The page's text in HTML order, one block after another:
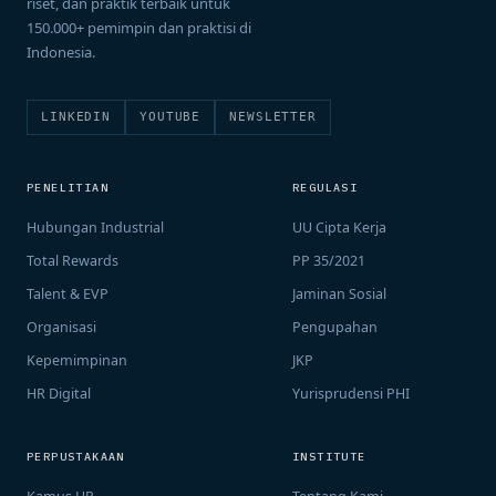
150.000+ pemimpin dan praktisi di
Indonesia.
LINKEDIN YOUTUBE NEWSLETTER
PENELITIAN
Hubungan Industrial
Total Rewards
Talent & EVP
Organisasi
Kepemimpinan
HR Digital
REGULASI
UU Cipta Kerja
PP 35/2021
Jaminan Sosial
Pengupahan
JKP
Yurisprudensi PHI
PERPUSTAKAAN INSTITUTE